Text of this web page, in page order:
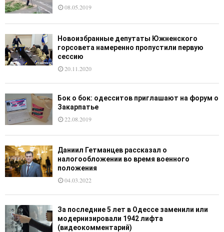
08.05.2019
Новоизбранные депутаты Южненского
горсовета намеренно пропустили первую
сессию
20.11.2020
Бок о бок: одесситов приглашают на форум о
Закарпатье
22.08.2019
Даниил Гетманцев рассказал о
налогообложении во время военного
положения
04.03.2022
За последние 5 лет в Одессе заменили или
модернизировали 1942 лифта
(видеокомментарий)